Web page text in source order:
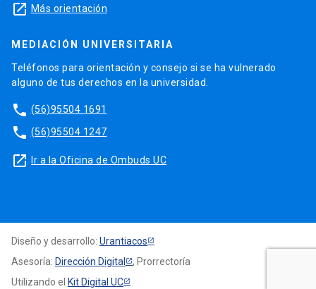
launch Más orientación
MEDIACIÓN UNIVERSITARIA
Teléfonos para orientación y consejo si se ha vulnerado
alguno de tus derechos en la universidad.
phone (56)95504 1691
phone (56)95504 1247
launch Ir a la Oficina de Ombuds UC
Diseño y desarrollo: Urantiacos
Asesoría: Dirección Digital
, Prorrectoría
Utilizando el Kit Digital UC